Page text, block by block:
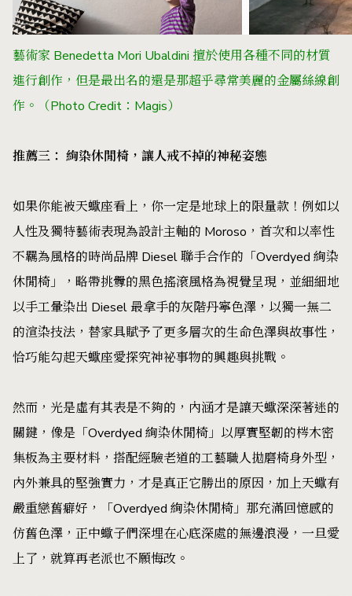
藝術家 Benedetta Mori Ubaldini 擅於使用各種不同的材質
進行創作，但是最出名的還是那超乎尋常美麗的金屬絲線創
作。（Photo Credit：Magis）
推薦三： 絢染休閒椅，讓人戒不掉的神秘姿態
如果你能被天蠍座看上，你一定是地球上的限量款！例如以
人性及獨特藝術表現為設計主軸的 Moroso，首次和以率性
不羈為風格的時尚品牌 Diesel 聯手合作的「Overdyed 絢染
休閒椅」，略帶挑釁的黑色搖滾風格為視覺呈現，並細細地
以手工暈染出 Diesel 最拿手的灰階丹寧色澤，以獨一無二
的渲染技法，替家具賦予了更多層次的生命色澤與故事性，
恰巧能勾起天蠍座愛探究神祕事物的興趣與挑戰。
然而，光是虛有其表是不夠的，內涵才是讓天蠍深深著迷的
關鍵，像是「Overdyed 絢染休閒椅」以厚實堅韌的梣木密
集板為主要材料，搭配經驗老道的工藝職人拋磨椅身外型，
內外兼具的堅強實力，才是真正它勝出的原因，加上天蠍有
嚴重戀舊癖好，「Overdyed 絢染休閒椅」那充滿回憶感的
仿舊色澤，正中蠍子們深埋在心底深處的無邊浪漫，一旦愛
上了，就算再老派也不願悔改。